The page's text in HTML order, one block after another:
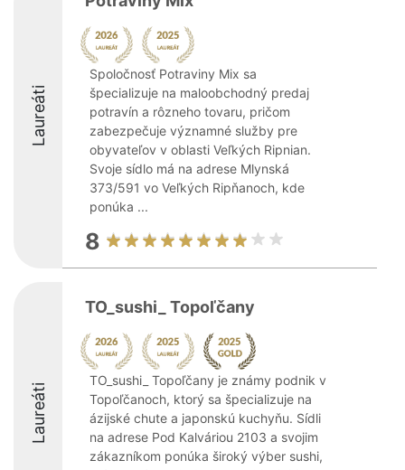
Laureáti
Spoločnosť Potraviny Mix sa
špecializuje na maloobchodný predaj
potravín a rôzneho tovaru, pričom
zabezpečuje významné služby pre
obyvateľov v oblasti Veľkých Ripnian.
Svoje sídlo má na adrese Mlynská
373/591 vo Veľkých Ripňanoch, kde
ponúka ...
8
Laureáti
TO_sushi_ Topoľčany
TO_sushi_ Topoľčany je známy podnik v
Topoľčanoch, ktorý sa špecializuje na
ázijské chute a japonskú kuchyňu. Sídli
na adrese Pod Kalváriou 2103 a svojim
zákazníkom ponúka široký výber sushi,